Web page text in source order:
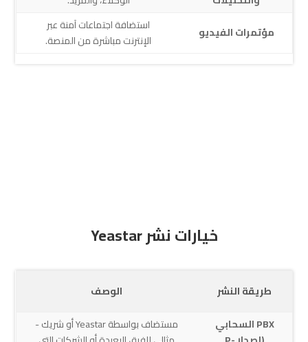
مؤتمرات الفيديو
استضافة اجتماعات آمنة عبر
الإنترنت مباشرة من المنصة.
خيارات نشر Yeastar
طريقة النشر
الوصف
PBX السحابي
مستضاف بواسطة Yeastar أو شريك -